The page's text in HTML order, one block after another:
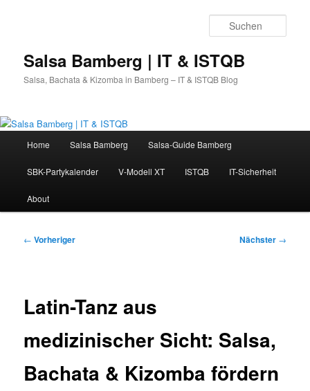
Salsa Bamberg | IT & ISTQB
Salsa, Bachata & Kizomba in Bamberg – IT & ISTQB Blog
Home Salsa Bamberg Salsa-Guide Bamberg
SBK-Partykalender V-Modell XT ISTQB IT-Sicherheit
About
Beitragsnavigation
← Vorheriger Nächster →
Latin-Tanz aus
medizinischer Sicht: Salsa,
Bachata & Kizomba fördern